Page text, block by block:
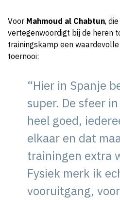
Voor Mahmoud al Chabtun,
vertegenwoordigt bij de heren
trainingskamp een
toernooi:
“Hier in Spanje
super. De sfeer
heel goed,
elkaar en dat
trainingen extra
Fysiek merk ik
vooruitgang,